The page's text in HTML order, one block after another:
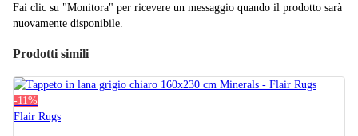
Fai clic su "Monitora" per ricevere un messaggio quando il prodotto sarà
nuovamente disponibile.
Prodotti simili
-11%
Flair Rugs